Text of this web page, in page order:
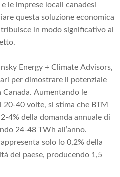
le imprese locali canadesi
questa soluzione economica
in modo significativo al
Energy + Climate Advisors,
per dimostrare il potenziale
Aumentando le
40 volte, si stima che BTM
4% della domanda annuale di
24-48 TWh all’anno.
solo lo 0,2% della
del paese, producendo 1,5